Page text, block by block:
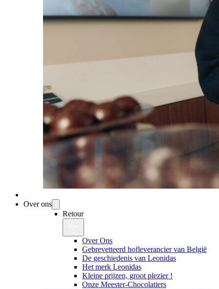
Over ons
Retour
Over Ons
Gebrevetteerd hofleverancier van België
De geschiedenis van Leonidas
Het merk Leonidas
Kleine prijzen, groot plezier !
Onze Meester-Chocolatiers